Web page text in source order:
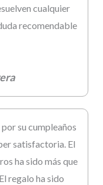
cualquier
recomendable
su cumpleaños
satisfactoria. El
ha sido más que
regalo ha sido